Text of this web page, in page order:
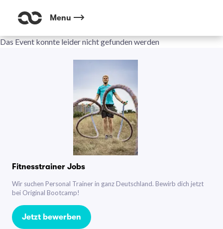
Menu
Das Event konnte leider nicht gefunden werden
Fitnesstrainer Jobs
Wir suchen Personal Trainer in ganz Deutschland. Bewirb dich jetzt
bei Original Bootcamp!
Jetzt bewerben